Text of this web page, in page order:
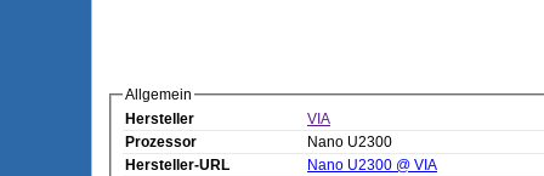
Allgemein
Hersteller
VIA
Prozessor
Nano U2300
Hersteller-URL
Nano U2300 @ VIA